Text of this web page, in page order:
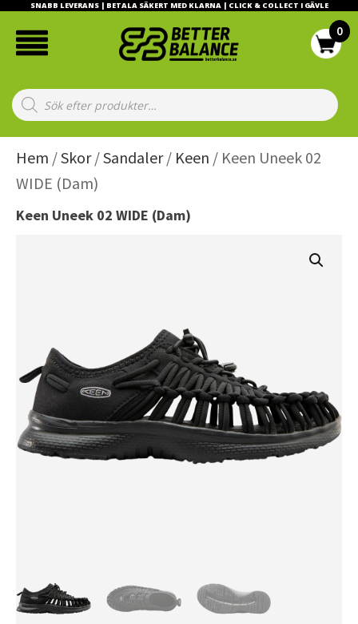
SNABB LEVERANS | BETALA SÄKERT MED KLARNA | CLICK & COLLECT I GÄVLE
Products
search
Hem /Skor/Sandaler/ Keen / Keen Uneek 02
WIDE (Dam)
Keen Uneek 02 WIDE (Dam)